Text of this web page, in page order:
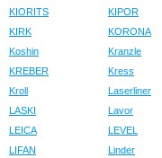
KIORITS
KIPOR
KIRK
KORONA
Koshin
Kranzle
KREBER
Kress
Kroll
Laserliner
LASKI
Lavor
LEICA
LEVEL
LIFAN
Linder